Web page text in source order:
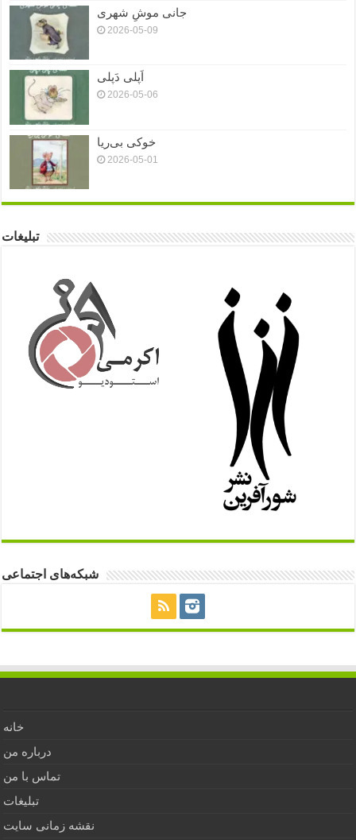
جانی موشِ شهری
2026-05-09
اَپلی دَپلی
2026-05-06
خوکی بی‌ریا
2026-05-01
تبلیغات
شبکه‌های اجتماعی
خانه
درباره من
تماس با من
تبلیغات
نقشه زمانی سایت